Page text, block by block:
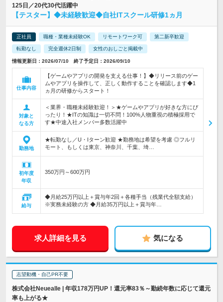
125日／20代30代活躍中
【テスター】◆未経験歓迎◆自社ITスクール研修1ヵ月
正社員 職種・業種未経験OK リモートワーク可 第二新卒歓迎
転勤なし 完全週休2日制 女性のおしごと掲載中
情報更新日：2026/07/10 終了予定日：2026/09/10
仕事内容
【ゲームやアプリの開発を支える仕事！】◆リリース前のゲー
ムやアプリを操作して、正しく動作することを確認します◆1
ヵ月の研修からスタート！
対象と
なる方
＜業界・職種未経験歓迎！＞★ゲームやアプリが好きな方にぴ
ったり！★ITの知識は一切不問！100%人物重視の積極採用で
す★中途入社メンバー多数活躍中
勤務地
★転勤なし／U・Iターン歓迎 ★勤務地は希望を考慮 ◎フルリ
モート、もしくは東京、神奈川、千葉、埼…
初年度
年収
350万円～600万円
給与
◆月給25万円以上＋賞与年2回＋各種手当（残業代全額支給）
※実務未経験の方 ◆月給35万円以上＋賞与年…
求人詳細を見る 気になる
志望動機・自己PR不要
株式会社Neuealle | 年収178万円UP！還元率83％～勤続年数に応じて還元
率も上がる★